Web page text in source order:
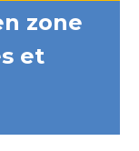
zone
et